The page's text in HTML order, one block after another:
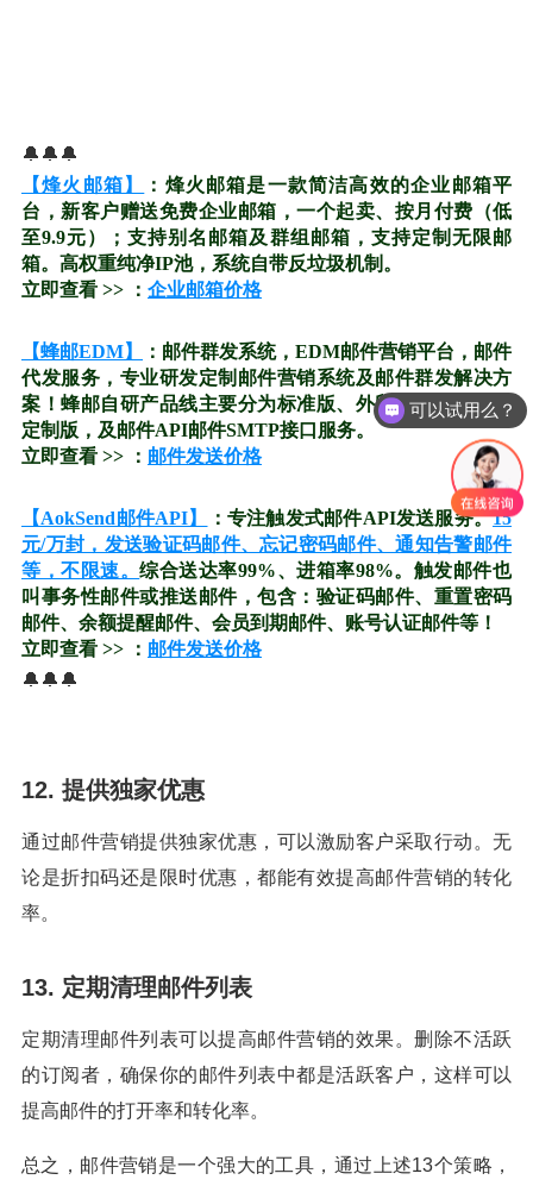
🔔🔔🔔
【烽火邮箱】
：烽火邮箱是一款简洁高效的企业邮箱平
台，新客户赠送免费企业邮箱，一个起卖、按月付费（低
至9.9元）；支持别名邮箱及群组邮箱，支持定制无限邮
箱。高权重纯净IP池，系统自带反垃圾机制。
立即查看 >> ： 企业邮箱价格
【蜂邮EDM】
：邮件群发系统，EDM邮件营销平台，邮件
代发服务，专业研发定制邮件营销系统及邮件群发解决方
案！蜂邮自研产品线主要分为标准版、外贸版、企业版、
定制版，及邮件API邮件SMTP接口服务。
立即查看 >> ： 邮件发送价格
【AokSend邮件API】 ：专注触发式邮件API发送服务。15
元/万封，发送验证码邮件、忘记密码邮件、通知告警邮件
等，不限速。综合送达率99%、进箱率98%。触发邮件也
叫事务性邮件或推送邮件，包含：验证码邮件、重置密码
邮件、余额提醒邮件、会员到期邮件、账号认证邮件等！
立即查看 >> ： 邮件发送价格
🔔🔔🔔
12. 提供独家优惠
通过邮件营销提供独家优惠，可以激励客户采取行动。无
论是折扣码还是限时优惠，都能有效提高邮件营销的转化
率。
13. 定期清理邮件列表
定期清理邮件列表可以提高邮件营销的效果。删除不活跃
的订阅者，确保你的邮件列表中都是活跃客户，这样可以
提高邮件的打开率和转化率。
总之，邮件营销是一个强大的工具，通过上述13个策略，
可以试用么？